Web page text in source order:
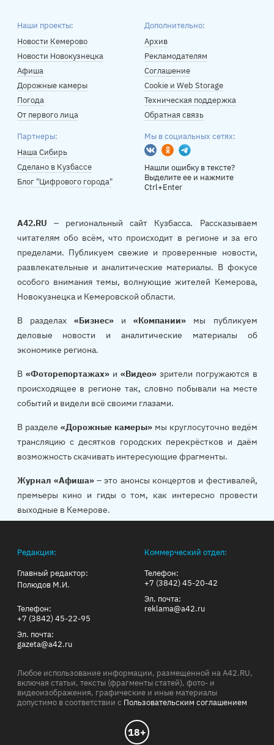
Наши проекты:
Новости Кемерово
Новости Новокузнецка
Афиша
Дорожные камеры
Погода
От первого лица
Дополнительно:
Архив
Рекламодателям
Соглашение
Cookie и Web Storage
Техническая поддержка
Обратная связь
Партнеры:
Наша Сибирь
Сделано в Кузбассе
Блог "Цифрового города"
Мы в социальных сетях:
Вконтакте
Одноклассники
Telegram
Нашли ошибку в тексте?
Выделите ее и нажмите
Ctrl+Enter
A42.RU – региональный сайт Кузбасса. Рассказываем
читателям обо всём, что происходит в регионе и за его
пределами. Публикуем свежие и проверенные новости,
развлекательные и аналитические материалы. В фокусе
особого внимания темы, волнующие жителей Кемерова,
Новокузнецка и Кемеровской области.
В разделах «Бизнес»и«Компании» мы публикуем
деловые новости и аналитические материалы об
экономике региона.
В «Фоторепортажах»и«Видео» зрители погружаются в
происходящее в регионе так, словно побывали на месте
событий и видели всё своими глазами.
В разделе «Дорожные камеры»мы круглосуточно ведём
трансляцию с десятков городских перекрёстков и даём
возможность скачивать интересующие фрагменты.
Журнал «Афиша»– это анонсы концертов и фестивалей,
премьеры кино и гиды о том, как интересно провести
выходные в Кемерове.
Редакция:
Главный редактор:
Полюдов М.И.
Телефон:
+7 (3842) 45-22-95
Эл. почта:
gazeta@a42.ru
Коммерческий отдел:
Телефон:
+7 (3842) 45-20-42
Эл. почта:
reklama@a42.ru
Любое использование информации, размещенной на A42.RU,
включая статьи, тексты (фрагменты статей), фото- и
видеоизображения, графические и иные материалы
допустимо в соответствии с Пользовательским соглашением
18+